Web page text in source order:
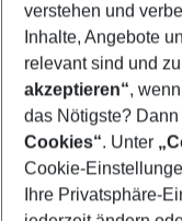
Footer
Footer navigation
Über uns
AGB
verstehen und
Inhalte, Angebote
relevant sind und
akzeptieren“,
das Nötigste?
Cookies“. Unter
Cookie-
Ihre Privatsphäre-